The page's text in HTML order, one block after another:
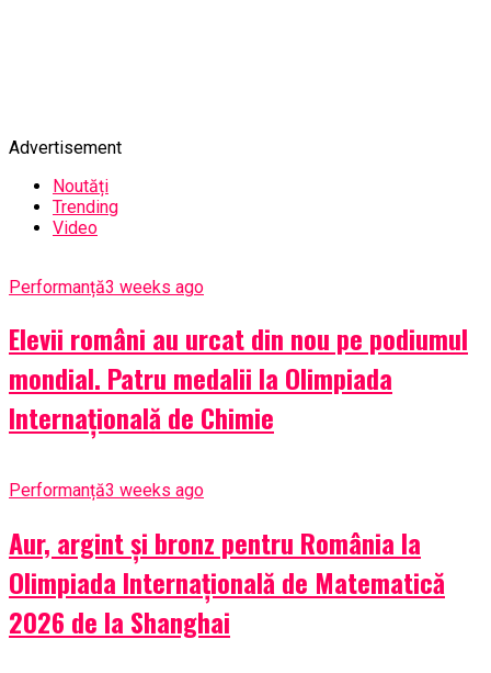
Advertisement
Noutăți
Trending
Video
Performanță3 weeks ago
Elevii români au urcat din nou pe podiumul
mondial. Patru medalii la Olimpiada
Internațională de Chimie
Performanță3 weeks ago
Aur, argint și bronz pentru România la
Olimpiada Internațională de Matematică
2026 de la Shanghai